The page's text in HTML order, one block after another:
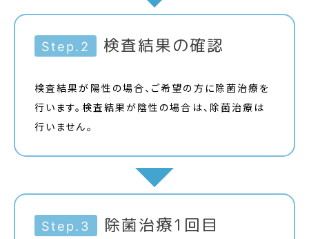
Step.2 検査結果の確認
検査結果が陽性の場合、ご希望の方に除菌治療を
行います。検査結果が陰性の場合は、除菌治療は
行いません。
Step.3 除菌治療1回目